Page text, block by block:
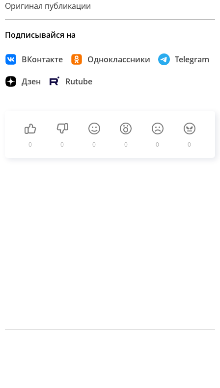
Оригинал публикации
Подписывайся на
ВКонтакте Одноклассники Telegram
Дзен Rutube
0 0 0 0 0 0